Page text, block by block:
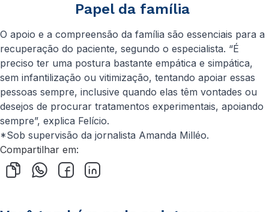
Papel da família
O apoio e a compreensão da família são essenciais para a
recuperação do paciente, segundo o especialista. “É
preciso ter uma postura bastante empática e simpática,
sem infantilização ou vitimização, tentando apoiar essas
pessoas sempre, inclusive quando elas têm vontades ou
desejos de procurar tratamentos experimentais, apoiando
sempre”, explica Felício.
*Sob supervisão da jornalista Amanda Milléo.
Compartilhar em: